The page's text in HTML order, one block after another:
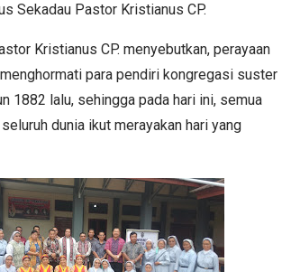
Sekadau Pastor Kristianus CP.
Kristianus CP. menyebutkan, perayaan
para pendiri kongregasi suster
1882 lalu, sehingga pada hari ini, semua
dunia ikut merayakan hari yang